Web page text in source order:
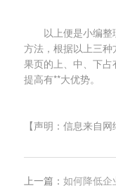
以上便是小编
方法，根据以上三
果页的上、中、下
提高有**大优势。
【声明：信息来自
上一篇： 如何降低企